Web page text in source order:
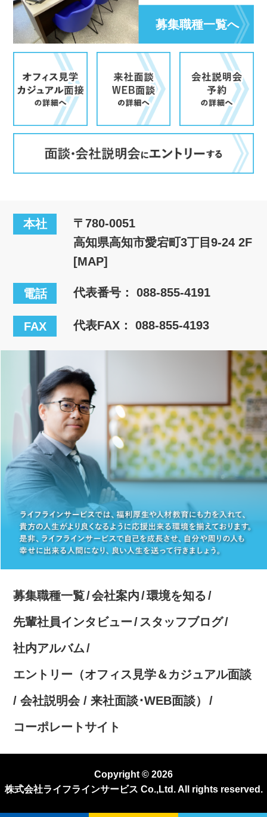
募集職種一覧へ
本社
〒780-0051
高知県高知市愛宕町3丁目9-24 2F
[MAP]
電話 代表番号：088-855-4191
FAX 代表FAX： 088-855-4193
募集職種一覧 会社案内
環境を知る
先輩社員インタビュー
スタッフブログ
社内アルバム
エントリー（オフィス見学＆カジュアル面談
/ 会社説明会 / 来社面談･WEB面談）
コーポレートサイト
Copyright © 2026
株式会社ライフラインサービス Co.,Ltd. All rights reserved.